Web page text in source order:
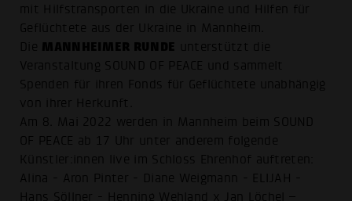
mit Hilfstransporten in die Ukraine und Hilfen für
Geflüchtete aus der Ukraine in Mannheim.
Die MANNHEIMER RUNDE
unterstützt die
Veranstaltung SOUND OF PEACE und sammelt
Spenden für ihren Fonds für Geflüchtete unabhängig
von ihrer Herkunft.
Am 8. Mai 2022 werden in Mannheim beim SOUND
OF PEACE ab 17 Uhr unter anderem folgende
Künstler:innen live im Schloss Ehrenhof auftreten:
Alina - Aron Pinter - Diane Weigmann - ELIJAH -
Hans Söllner - Henning Wehland x Jan Löchel –